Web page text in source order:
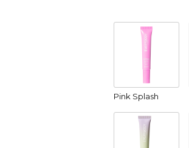
Pink Splash